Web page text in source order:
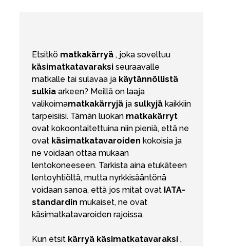
Etsitkö matkakärryä , joka soveltuu
käsimatkatavaraksi seuraavalle
matkalle tai sulavaa ja käytännöllistä
sulkia arkeen? Meillä on laaja
valikoimamatkakärryjä ja sulkyjä kaikkiin
tarpeisiisi. Tämän luokan matkakärryt
ovat kokoontaitettuina niin pieniä, että ne
ovat käsimatkatavaroiden kokoisia ja
ne voidaan ottaa mukaan
lentokoneeseen. Tarkista aina etukäteen
lentoyhtiöltä, mutta nyrkkisääntönä
voidaan sanoa, että jos mitat ovat IATA-
standardin mukaiset, ne ovat
käsimatkatavaroiden rajoissa.
Kun etsit kärryä käsimatkatavaraksi ,
Lahjavinkkejä
Suosikit
Tavaramerkit
Aurinko ja uinti Outlet
Ota meihin yhteyttä osoitteessa
Myymälämme